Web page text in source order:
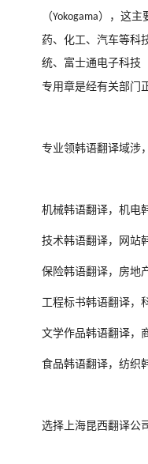
（Yokogama），这主
药、化工、汽车等科
统、富士通电子科技
专用章是经有关部门
专业领韩语翻译域涉
机械韩语翻译，机电
技术韩语翻译，网站
保险韩语翻译，房地
工程标书韩语翻译，
文学作品韩语翻译，
食品韩语翻译，纺织
选择上海昆西翻译公